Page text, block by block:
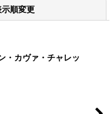
示順変更
カヴァ・チャレッ